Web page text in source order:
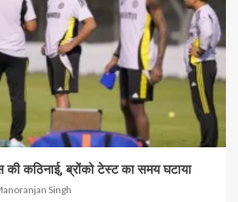
कठिनाई, ब्रोंको टेस्ट का समय घटाया
Singh